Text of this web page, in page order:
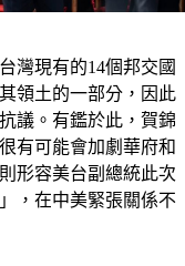
灣現有的14個邦交國
領土的一部分，因此
議。有鑑於此，賀錦
有可能會加劇華府和
形容美台副總統此次
，在中美緊張關係不